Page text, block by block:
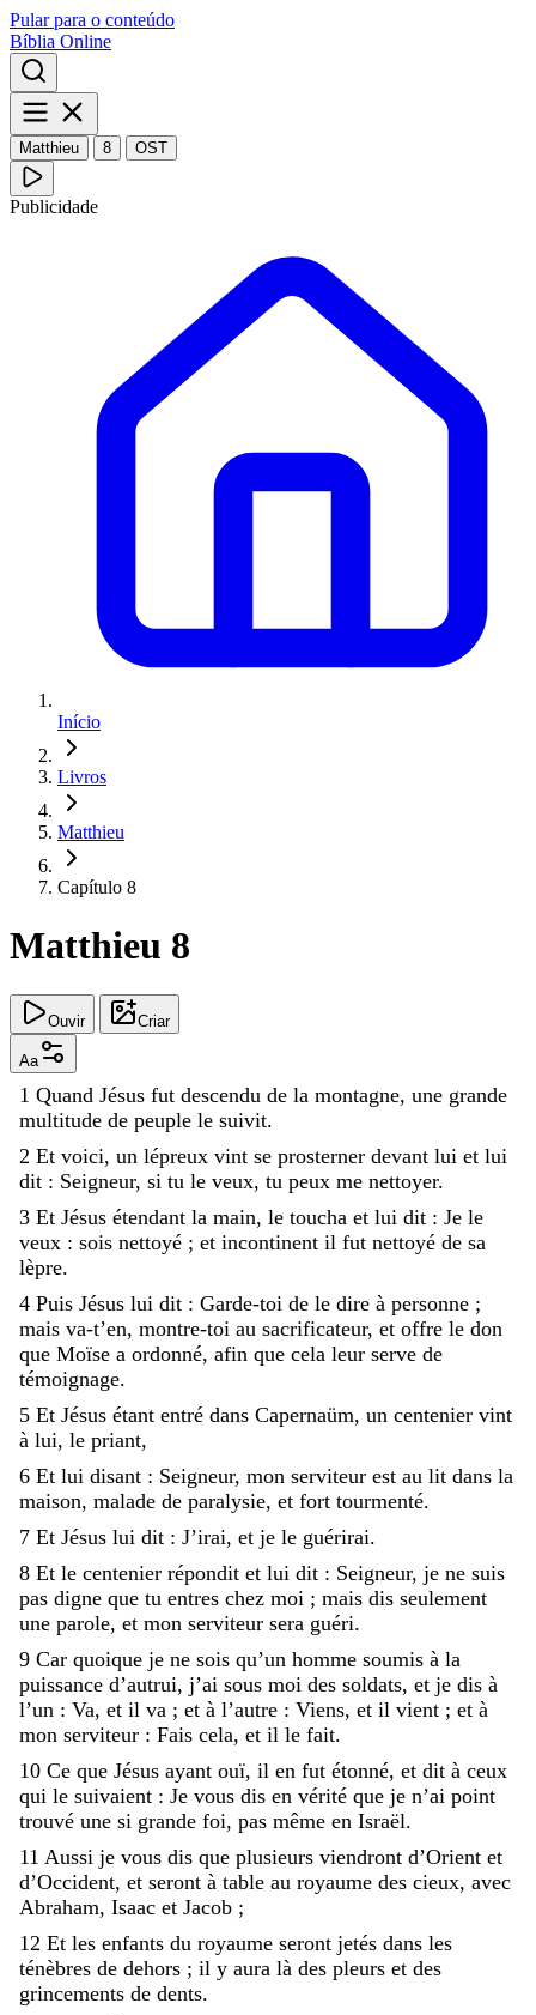
Pular para o conteúdo
Bíblia Online
Matthieu 8 OST
Publicidade
Início
Livros
Matthieu
Capítulo 8
Matthieu 8
Ouvir Criar
Aa
1 Quand Jésus fut descendu de la montagne, une grande
multitude de peuple le suivit.
2 Et voici, un lépreux vint se prosterner devant lui et lui
dit : Seigneur, si tu le veux, tu peux me nettoyer.
3 Et Jésus étendant la main, le toucha et lui dit : Je le
veux : sois nettoyé ; et incontinent il fut nettoyé de sa
lèpre.
4 Puis Jésus lui dit : Garde-toi de le dire à personne ;
mais va-t’en, montre-toi au sacrificateur, et offre le don
que Moïse a ordonné, afin que cela leur serve de
témoignage.
5 Et Jésus étant entré dans Capernaüm, un centenier vint
à lui, le priant,
6 Et lui disant : Seigneur, mon serviteur est au lit dans la
maison, malade de paralysie, et fort tourmenté.
7 Et Jésus lui dit : J’irai, et je le guérirai.
8 Et le centenier répondit et lui dit : Seigneur, je ne suis
pas digne que tu entres chez moi ; mais dis seulement
une parole, et mon serviteur sera guéri.
9 Car quoique je ne sois qu’un homme soumis à la
puissance d’autrui, j’ai sous moi des soldats, et je dis à
l’un : Va, et il va ; et à l’autre : Viens, et il vient ; et à
mon serviteur : Fais cela, et il le fait.
10 Ce que Jésus ayant ouï, il en fut étonné, et dit à ceux
qui le suivaient : Je vous dis en vérité que je n’ai point
trouvé une si grande foi, pas même en Israël.
11 Aussi je vous dis que plusieurs viendront d’Orient et
d’Occident, et seront à table au royaume des cieux, avec
Abraham, Isaac et Jacob ;
12 Et les enfants du royaume seront jetés dans les
ténèbres de dehors ; il y aura là des pleurs et des
grincements de dents.